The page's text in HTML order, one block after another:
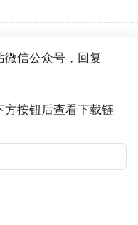
信公众号，回复
方按钮后查看下载链